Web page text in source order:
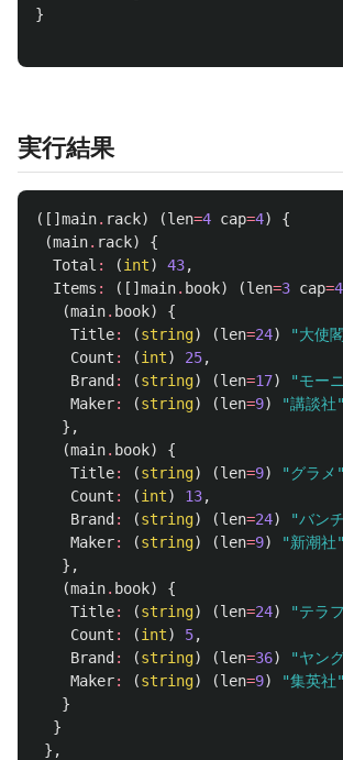
}
実行結果
([] main. rack) (len=4 cap=4)
{
(main. rack)
{
Total : (int) 43,
Items : ([] main. book) (len=3 cap=4
(main. book)
{
Title: (string) (len=24) "大使
Count : (int) 25,
Brand : (string) (len=17) "モー
Maker: (string) (len=9)
"講談社"
},
(main. book)
{
Title: (string) (len=9) "グラメ"
Count : (int) 13,
Brand : (string) (len=24) "バン
Maker: (string) (len=9)
"新潮社"
},
(main. book)
{
Title: (string) (len=24) "テラ
Count : (int) 5,
Brand : (string) (len=36)
"ヤン
Maker: (string) (len=9)
"集英社"
}
}
},